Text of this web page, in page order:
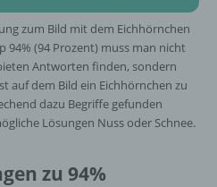
zum Bild mit dem Eichhörnchen
94% (94 Prozent) muss man nicht
Antworten finden, sondern
auf dem Bild ein Eichhörnchen zu
dazu Begriffe gefunden
Lösungen Nuss oder Schnee.
zu 94%